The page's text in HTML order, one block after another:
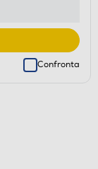
Confronta